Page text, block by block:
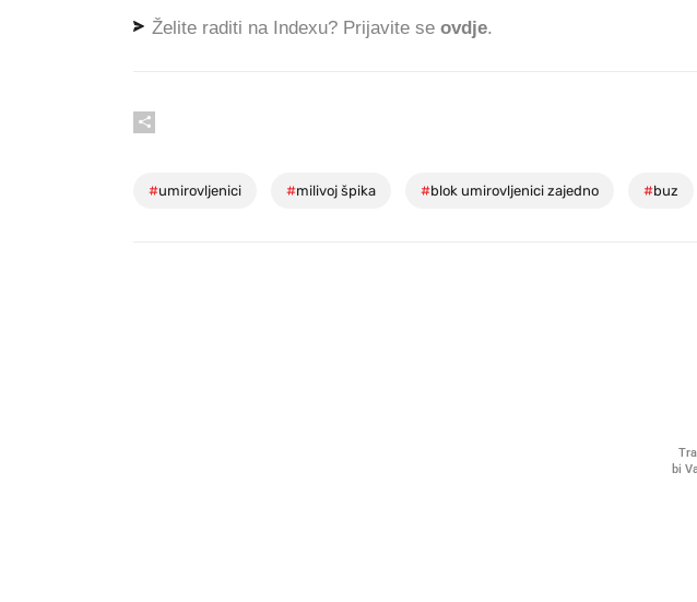
Želite raditi na Indexu? Prijavite se ovdje.
#umirovljenici #milivoj špika #blok umirovljenici zajedno #buz
bi